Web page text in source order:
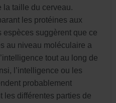
la taille du cerveau.
les protéines aux
espèces suggèrent que ce
au niveau moléculaire a
tout au long de
l’intelligence ou les
probablement
les différentes parties de